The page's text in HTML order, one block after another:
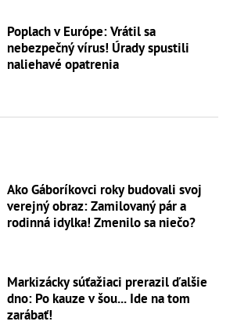
Poplach v Európe: Vrátil sa
nebezpečný vírus! Úrady spustili
naliehavé opatrenia
Ako Gáboríkovci roky budovali svoj
verejný obraz: Zamilovaný pár a
rodinná idylka! Zmenilo sa niečo?
Markizácky súťažiaci prerazil ďalšie
dno: Po kauze v šou... Ide na tom
zarábať!